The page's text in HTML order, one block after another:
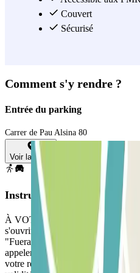
Couvert
Sécurisé
Comment s'y rendre ?
Entrée du parking
Carrer de Pau Alsina 80
Voir la carte
Instructions
À VOTRE ARRIVÉE : Si vous
s'ouvrira pas automatiquement et le
"Fuera de periodo de validez".
appeler l'interphone ou vous
votre réservation. Si vous arrivez